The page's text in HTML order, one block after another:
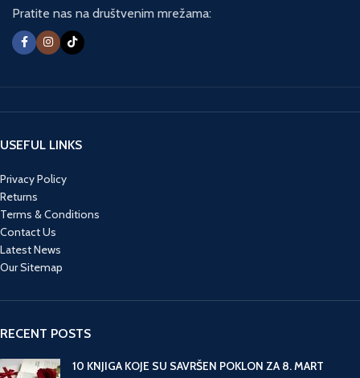
Pratite nas na društvenim mrežama:
USEFUL LINKS
Privacy Policy
Returns
Terms & Conditions
Contact Us
Latest News
Our Sitemap
RECENT POSTS
10 KNJIGA KOJE SU SAVRŠEN POKLON ZA 8. MART